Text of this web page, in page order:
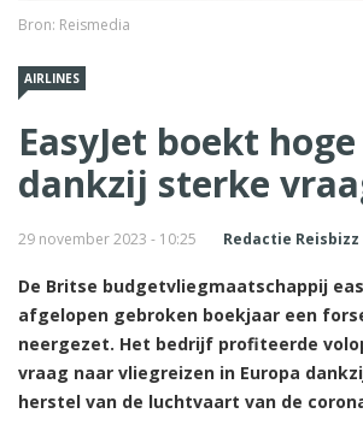
Bron: Reismedia
AIRLINES
EasyJet boekt
dankzij sterke
29 november 2023 - 10:25 Redactie Reisbizz
De Britse budgetvliegmaatschappij
afgelopen gebroken boekjaar een
neergezet. Het bedrijf profiteerde
vraag naar vliegreizen in Europa
herstel van de luchtvaart van de